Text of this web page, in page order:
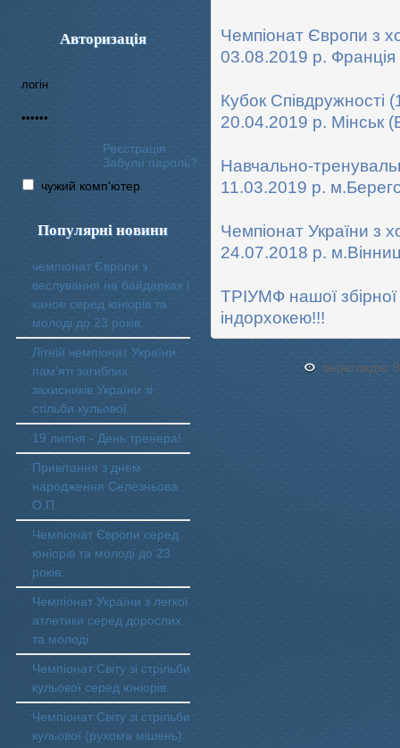
Авторизація
Реєстрація
Забули пароль?
чужий комп'ютер
Популярні новини
чемпіонат Європи з
веслування на байдарках і
каное серед юніорів та
молоді до 23 років.
Літній чемпіонат України
пам'яті загиблих
захисників України зі
стільби кульової.
19 липня - День тренера!
Привітання з днем
народження Селезньова
О.П.
Чемпіонат Європи серед
юніорів та молоді до 23
років.
Чемпіонат України з легкої
атлетики серед дорослих
та молоді
Чемпіонат Світу зі стрільби
кульової серед юніорів.
Чемпіонат Світу зі стрільби
кульової (рухома мішень).
Чемпіонат Європи з
03.08.2019 р. Франція
Кубок Співдружності
20.04.2019 р. Мінськ
Навчально-
11.03.2019 р.
Чемпіонат України з
24.07.2018 р.
ТРІУМФ нашої
індорхокею!!!
переглядів: